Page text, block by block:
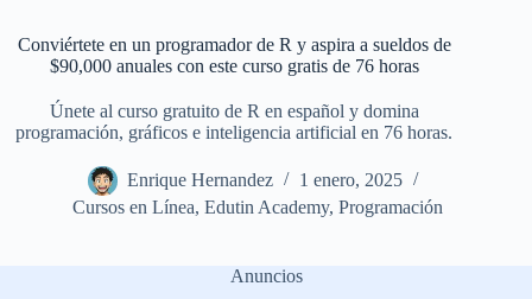
Conviértete en un programador de R y aspira a sueldos de
$90,000 anuales con este curso gratis de 76 horas
Únete al curso gratuito de R en español y domina
programación, gráficos e inteligencia artificial en 76 horas.
Enrique Hernandez
1 enero, 2025
Cursos en Línea,Edutin Academy,Programación
Anuncios